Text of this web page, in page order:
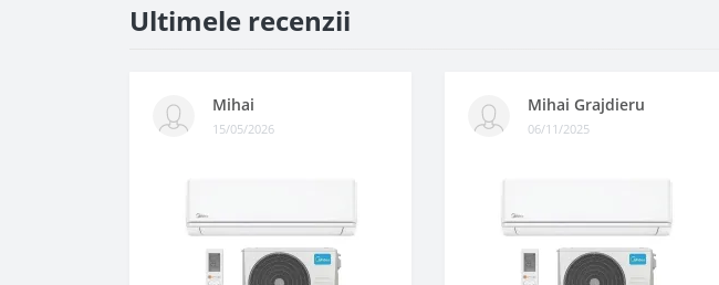
Ultimele recenzii
Mihai
15/05/2026
Mihai Grajdieru
06/11/2025